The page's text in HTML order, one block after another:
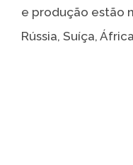
e produção estão
Rússia, Suíça,